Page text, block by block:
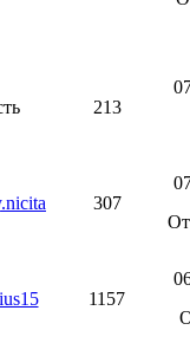
213
307
1157